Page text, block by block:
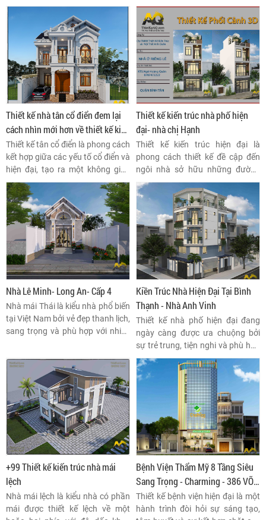
không gian sống tiện nghi, thoải
mái cho gia đình và là một giải
pháp tuyệt vời để tối ưu hóa
không gian sử dụng, đặc biệt là
cho các ngôi nhà có diện tích nhỏ.
không gian sống trên diện tích
đất hạn chế.
Thiết kế nhà tân cổ điển đem lại
cách nhìn mới hơn về thiết kế kiểu
nhà mới
Thiết kế tân cổ điển là phong cách
kết hợp giữa các yếu tố cổ điển và
hiện đại, tạo ra một không gian
sang trọng, tinh tế và thời thượng
phù hợp với nhu cầu và thẩm mỹ
hiện đại.
Thiết kế kiến trúc nhà phố hiện
đại- nhà chị Hạnh
Thiết kế kiến trúc hiện đại là
phong cách thiết kế đề cập đến
ngôi nhà sở hữu những đường
nét rõ ràng, sắc nét, bảng màu
đơn sắc, không hoa văn, sử dụng
các vật liệu tự nhiên mới và loại
bỏ những chi tiết không cần thiết.
Nhà Lê Minh- Long An- Cấp 4
Nhà mái Thái là kiểu nhà phổ biến
tại Việt Nam bởi vẻ đẹp thanh lịch,
sang trọng và phù hợp với nhiều
với đặc trưng là mái dốc cao, giúp
thoát nước tốt và tạo sự thông
thoáng cho ngôi nhà.
Kiền Trúc Nhà Hiện Đại Tại Bình
Thạnh - Nhà Anh Vinh
Thiết kế nhà phố hiện đại đang
ngày càng được ưa chuộng bởi
sự trẻ trung, tiện nghi và phù hợp
với xu hướng thẩm mỹ hiện đại.
+99 Thiết kế kiến trúc nhà mái
lệch
Nhà mái lệch là kiểu nhà có phần
mái được thiết kế lệch về một
Bệnh Viện Thẩm Mỹ 8 Tầng Siêu
Sang Trọng - Charming - 386 VÕ
VĂN KIỆT VÀ 8/2B HỒ HẢO HỚN,
PHƯỜNG CÔ GIANG, QUẬN 1,
Thiết kế bệnh viện hiện đại là một
hành trình đòi hỏi sự sáng tạo,